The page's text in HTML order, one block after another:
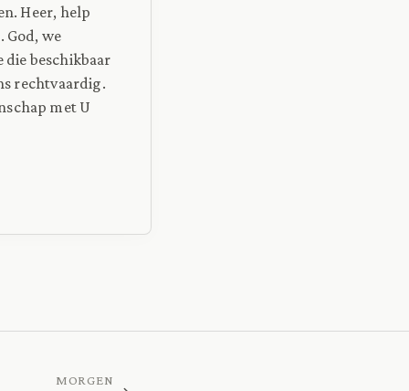
Heer, help
God, we
beschikbaar
rechtvaardig.
met U
MORGEN